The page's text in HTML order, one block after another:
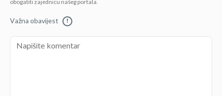
obogatiti zajednicu našeg portala.
Važna obavijest !